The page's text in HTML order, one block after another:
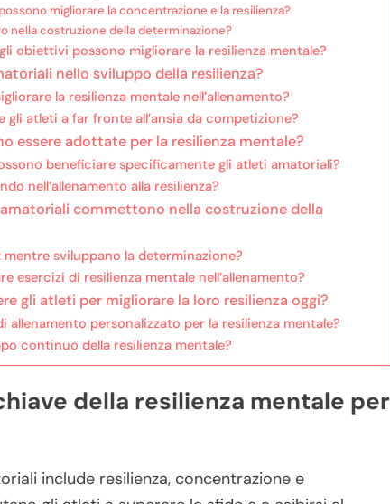
migliorare la concentrazione e la resilienza?
nella costruzione della determinazione?
obiettivi possono migliorare la resilienza mentale?
nello sviluppo della resilienza?
la resilienza mentale nell’allenamento?
atleti a far fronte all’ansia da competizione?
essere adottate per la resilienza mentale?
beneficiare specificamente gli atleti amatoriali?
nell’allenamento alla resilienza?
commettono nella costruzione della
sviluppano la determinazione?
esercizi di resilienza mentale nell’allenamento?
gli atleti per migliorare la loro resilienza oggi?
personalizzato per la resilienza mentale?
continuo della resilienza mentale?
della resilienza mentale per
include resilienza, concentrazione e